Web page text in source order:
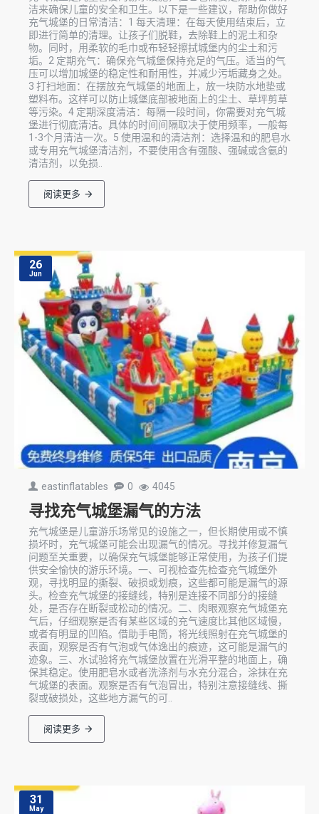
洁来确保儿童的安全和卫生。以下是一些建议，帮助你做好
充气城堡的日常清洁：1 每天清理：在每天使用结束后，立
即进行简单的清理。让孩子们脱鞋，去除鞋上的泥土和杂
物。同时，用柔软的毛巾或布轻轻擦拭城堡内的尘土和污
垢。2 定期充气：确保充气城堡保持充足的气压。适当的气
压可以增加城堡的稳定性和耐用性，并减少污垢藏身之处。
3 打扫地面：在摆放充气城堡的地面上，放一块防水地垫或
塑料布。这样可以防止城堡底部被地面上的尘土、草坪剪草
等污染。4 定期深度清洁：每隔一段时间，你需要对充气城
堡进行彻底清洁。具体的时间间隔取决于使用频率，一般每
1-3个月清洁一次。5 使用温和的清洁剂：选择温和的肥皂水
或专用充气城堡清洁剂，不要使用含有强酸、强碱或含氨的
清洁剂，以免损..
阅读更多
26
Jun
eastinflatables 0 4045
寻找充气城堡漏气的方法
充气城堡是儿童游乐场常见的设施之一，但长期使用或不慎
损坏时，充气城堡可能会出现漏气的情况。寻找并修复漏气
问题至关重要，以确保充气城堡能够正常使用，为孩子们提
供安全愉快的游乐环境。一、可视检查先检查充气城堡外
观，寻找明显的撕裂、破损或划痕，这些都可能是漏气的源
头。检查充气城堡的接缝线，特别是连接不同部分的接缝
处，是否存在断裂或松动的情况。二、肉眼观察充气城堡充
气后，仔细观察是否有某些区域的充气速度比其他区域慢，
或者有明显的凹陷。借助手电筒，将光线照射在充气城堡的
表面，观察是否有气泡或气体逸出的痕迹，这可能是漏气的
迹象。三、水试验将充气城堡放置在光滑平整的地面上，确
保其稳定。使用肥皂水或者洗涤剂与水充分混合，涂抹在充
气城堡的表面。观察是否有气泡冒出，特别注意接缝线、撕
裂或破损处，这些地方漏气的可..
阅读更多
31
May